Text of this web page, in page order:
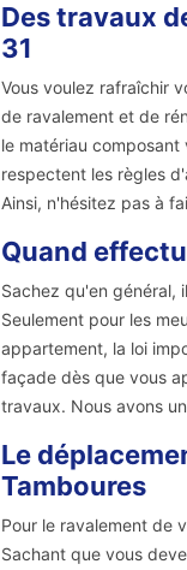
Des travaux
31
Vous voulez rafraîchir
de ravalement et de
le matériau
respectent les règles
Ainsi, n'hésitez pas à
Quand
Sachez qu'en général,
Seulement pour les
appartement, la loi
façade dès que vous
travaux. Nous avons
Le
Tamboures
Pour le ravalement de
Sachant que vous